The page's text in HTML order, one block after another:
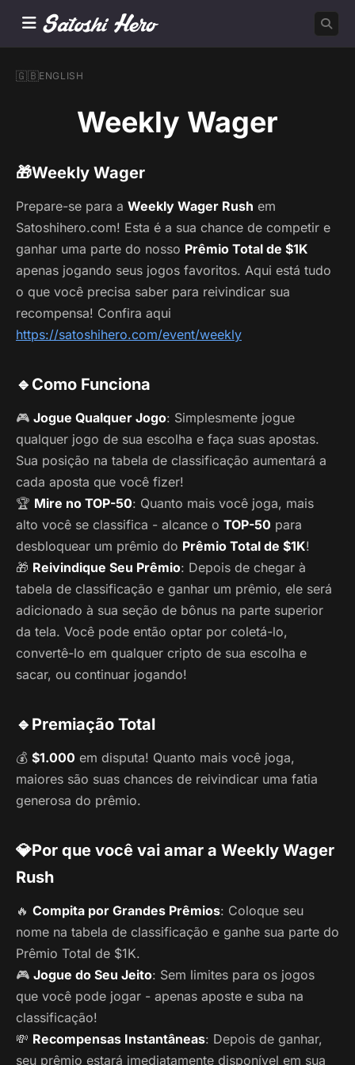
🇬🇧ENGLISH
Weekly Wager
🎁Weekly Wager
Prepare-se para a Weekly Wager Rush em
Satoshihero.com! Esta é a sua chance de competir e
ganhar uma parte do nosso Prêmio Total de $1K
apenas jogando seus jogos favoritos. Aqui está tudo
o que você precisa saber para reivindicar sua
recompensa! Confira aqui
https://satoshihero.com/event/weekly
🔹 Como Funciona
🎮 Jogue Qualquer Jogo: Simplesmente jogue
qualquer jogo de sua escolha e faça suas apostas.
Sua posição na tabela de classificação aumentará a
cada aposta que você fizer!
🏆 Mire no TOP-50: Quanto mais você joga, mais
alto você se classifica - alcance o TOP-50 para
desbloquear um prêmio do Prêmio Total de $1K!
🎁 Reivindique Seu Prêmio: Depois de chegar à
tabela de classificação e ganhar um prêmio, ele será
adicionado à sua seção de bônus na parte superior
da tela. Você pode então optar por coletá-lo,
convertê-lo em qualquer cripto de sua escolha e
sacar, ou continuar jogando!
🔹 Premiação Total
💰 $1.000 em disputa! Quanto mais você joga,
maiores são suas chances de reivindicar uma fatia
generosa do prêmio.
💎Por que você vai amar a Weekly Wager
Rush
🔥 Compita por Grandes Prêmios: Coloque seu
nome na tabela de classificação e ganhe sua parte do
Prêmio Total de $1K.
🎮 Jogue do Seu Jeito: Sem limites para os jogos
que você pode jogar - apenas aposte e suba na
classificação!
💸 Recompensas Instantâneas: Depois de ganhar,
seu prêmio estará imediatamente disponível em sua